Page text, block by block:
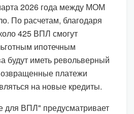
2026 года между МОМ
По расчетам, благодаря
425 ВПЛ смогут
ипотечным
будут иметь револьверный
платежи
на новые кредиты.
ВПЛ" предусматривает